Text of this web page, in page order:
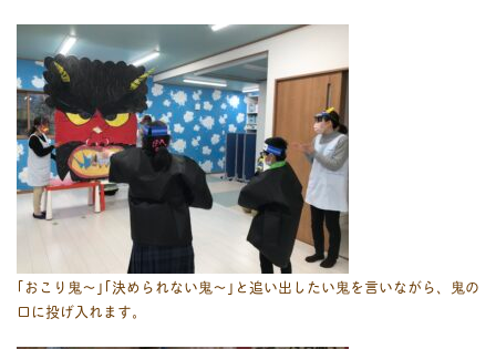
｢おこり鬼〜｣｢決められない鬼〜｣と追い出したい鬼を言いながら、鬼の
口に投げ入れます。